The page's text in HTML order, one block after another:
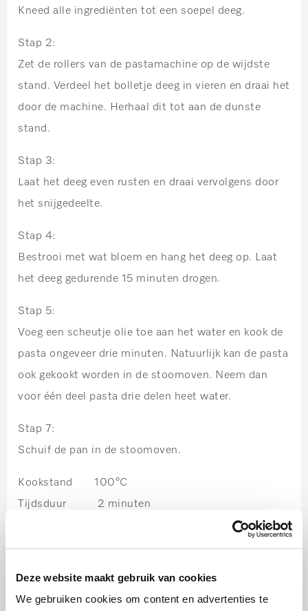
Deze website maakt gebruik van cookies
We gebruiken cookies om content en advertenties te
Kneed alle ingrediënten tot een soepel deeg.
Stap 2:
Zet de rollers van de pastamachine op de wijdste
stand. Verdeel het bolletje deeg in vieren en draai het
door de machine. Herhaal dit tot aan de dunste
stand.
Stap 3:
Laat het deeg even rusten en draai vervolgens door
het snijgedeelte.
Stap 4:
Bestrooi met wat bloem en hang het deeg op. Laat
het deeg gedurende 15 minuten drogen.
Stap 5:
Voeg een scheutje olie toe aan het water en kook de
pasta ongeveer drie minuten. Natuurlijk kan de pasta
ook gekookt worden in de stoomoven. Neem dan
voor één deel pasta drie delen heet water.
Stap 7:
Schuif de pan in de stoomoven.
Kookstand 100°C
Tijdsduur 2 minuten
het midden een beetje van de vulling en vouw de ene
hoek naar de andere, zodat een driehoek ontstaat (u